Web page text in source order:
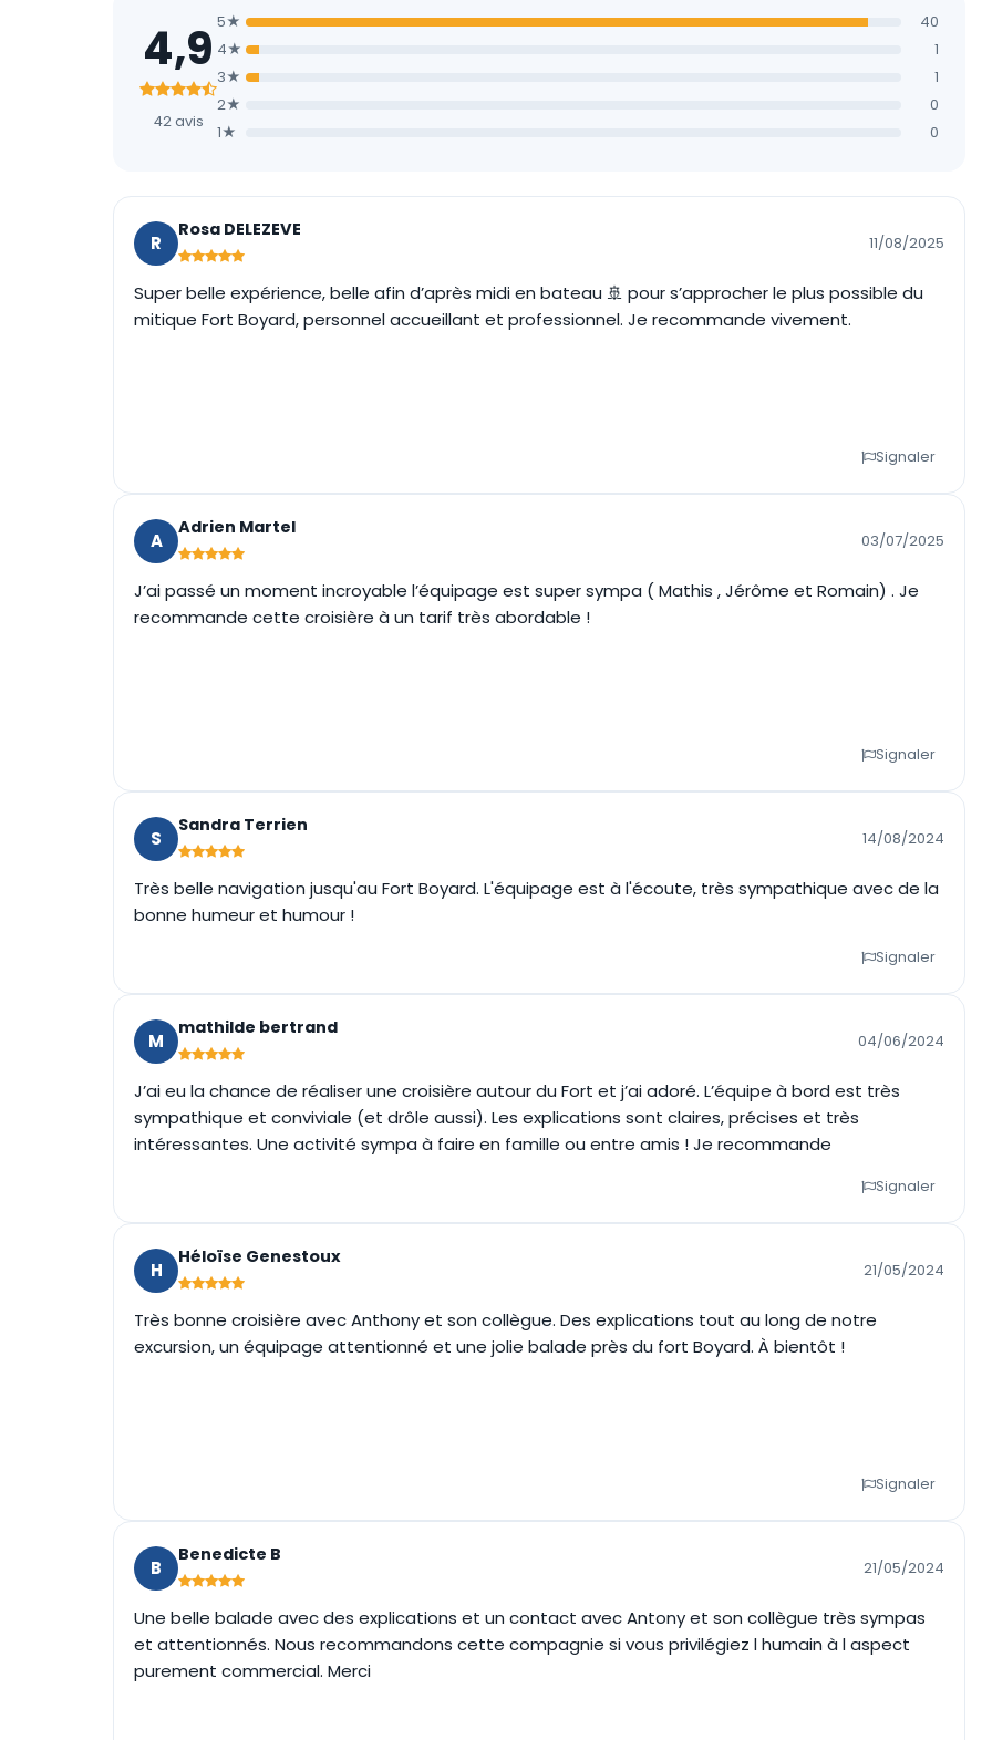
4,9
42 avis
5★
40
4★
1
3★
1
2★
0
1★
0
R
Rosa DELEZEVE
11/08/2025
Super belle expérience, belle afin d’après midi en bateau 🚢 pour s’approcher le plus possible du
mitique Fort Boyard, personnel accueillant et professionnel. Je recommande vivement.
Signaler
A
Adrien Martel
03/07/2025
J’ai passé un moment incroyable l’équipage est super sympa ( Mathis , Jérôme et Romain) . Je
recommande cette croisière à un tarif très abordable !
Signaler
S
Sandra Terrien
14/08/2024
Très belle navigation jusqu'au Fort Boyard. L'équipage est à l'écoute, très sympathique avec de la
bonne humeur et humour !
Signaler
M
mathilde bertrand
04/06/2024
J’ai eu la chance de réaliser une croisière autour du Fort et j’ai adoré. L’équipe à bord est très
sympathique et conviviale (et drôle aussi). Les explications sont claires, précises et très
intéressantes. Une activité sympa à faire en famille ou entre amis ! Je recommande
Signaler
H
Héloïse Genestoux
21/05/2024
Très bonne croisière avec Anthony et son collègue. Des explications tout au long de notre
excursion, un équipage attentionné et une jolie balade près du fort Boyard. À bientôt !
Signaler
B
Benedicte B
21/05/2024
Une belle balade avec des explications et un contact avec Antony et son collègue très sympas
et attentionnés. Nous recommandons cette compagnie si vous privilégiez l humain à l aspect
purement commercial. Merci